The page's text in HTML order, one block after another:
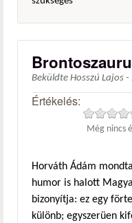
Beküldte Hosszú Lajos -
Értékelés:
Még nincs
Horváth Ádám
humor is halott
bizonyítja: ez egy
különb; egyszerüen